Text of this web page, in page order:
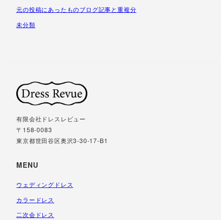
元の投稿にあったものブログ記事と重複分
未分類
有限会社ドレスレビュー
〒158-0083
東京都世田谷区奥沢3-30-17-B1
MENU
ウェディングドレス
カラードレス
二次会ドレス